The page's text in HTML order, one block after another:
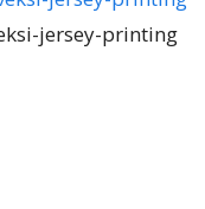
jersey-printing